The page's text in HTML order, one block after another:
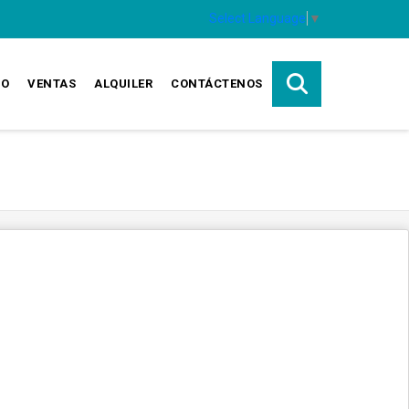
Select Language ▼
VENTAS ALQUILER CONTÁCTENOS